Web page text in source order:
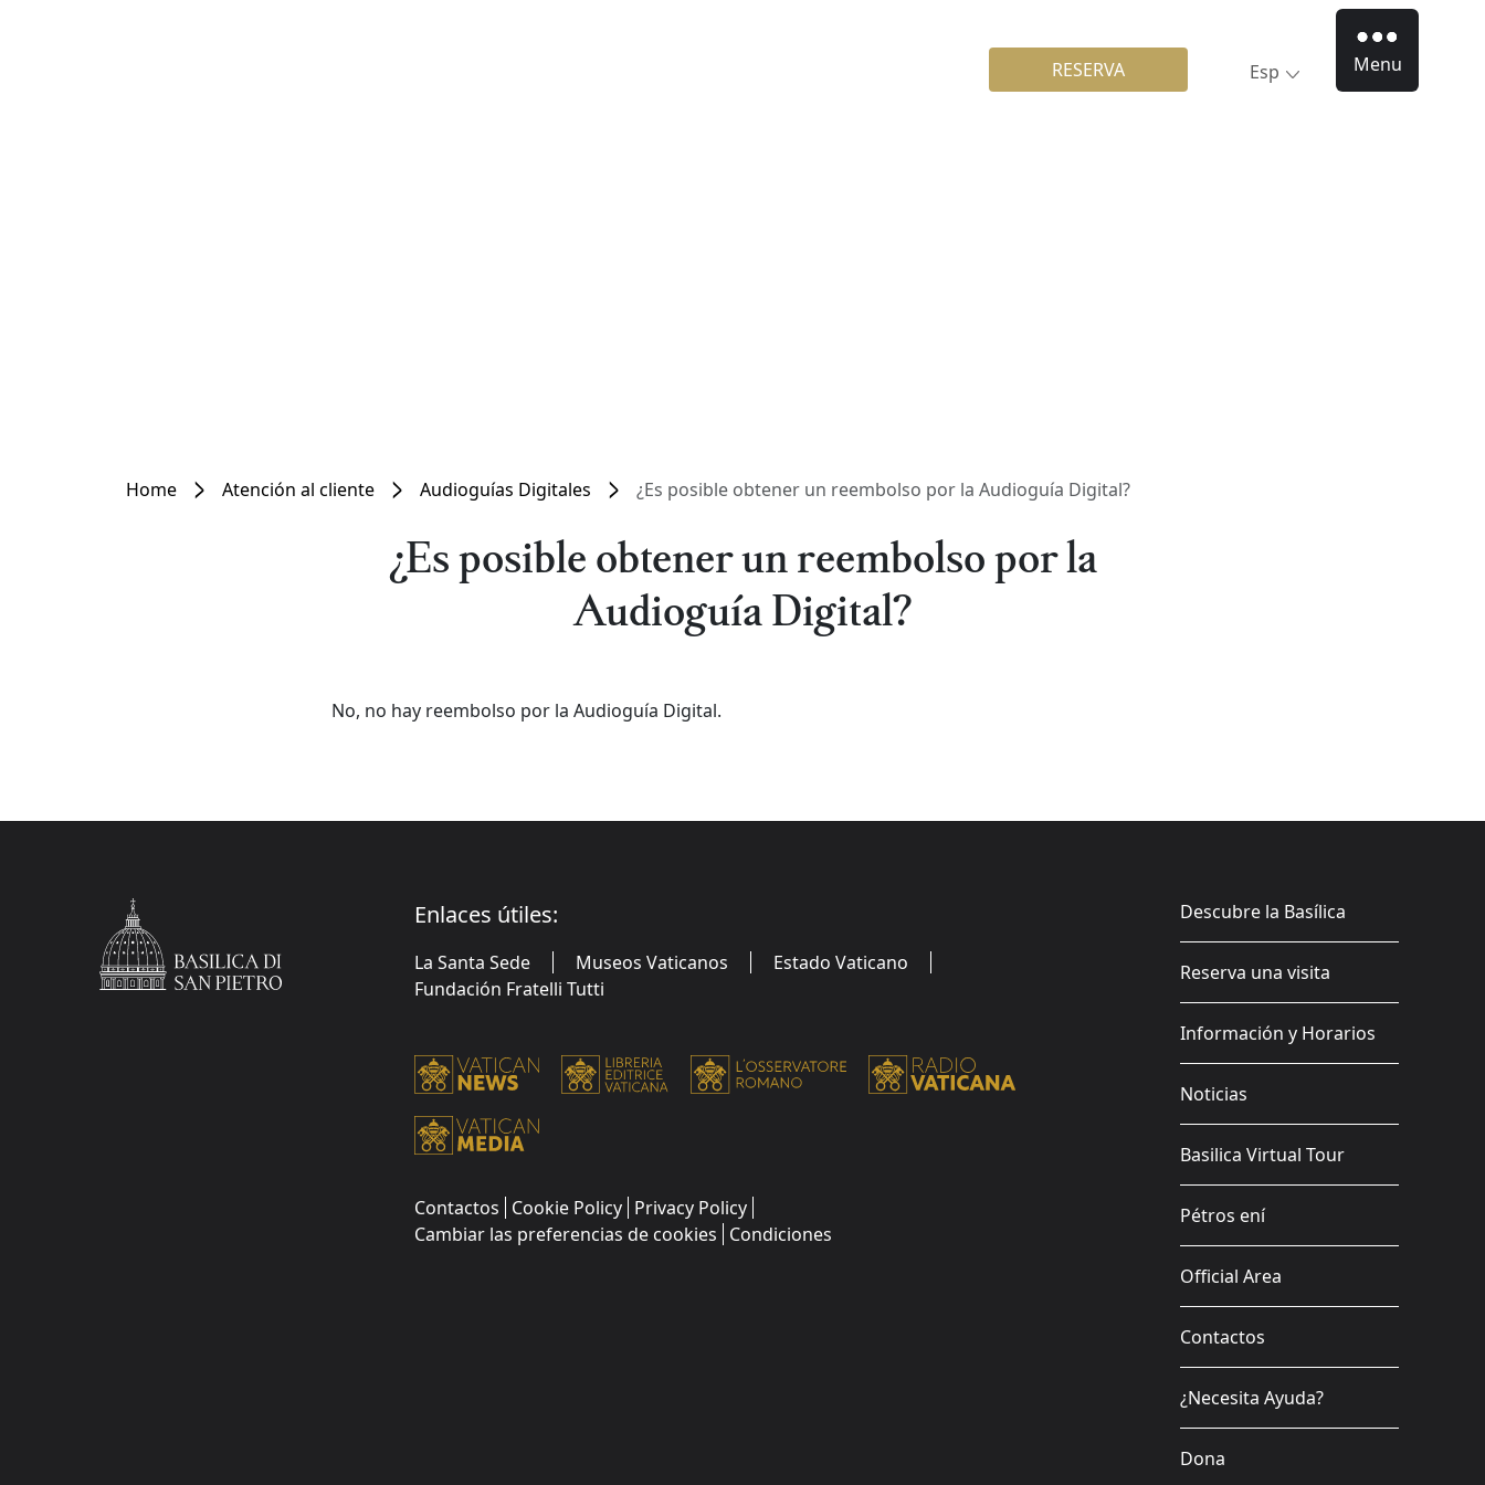
RESERVA Esp Menu
Home Atención al cliente Audioguías Digitales ¿Es posible obtener un reembolso por la Audioguía Digital?
¿Es posible obtener un reembolso por la
Audioguía Digital?
No, no hay reembolso por la Audioguía Digital.
Enlaces útiles:
La Santa Sede Museos Vaticanos
Estado Vaticano
Fundación Fratelli Tutti
Contactos Cookie Policy Privacy Policy
Cambiar las preferencias de cookies Condiciones
Descubre la Basílica
Reserva una visita
Información y Horarios
Noticias
Basilica Virtual Tour
Pétros ení
Official Area
Contactos
¿Necesita Ayuda?
Dona